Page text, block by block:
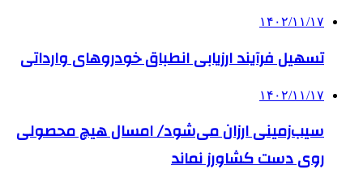
۱۴۰۲/۱۱/۱۷
تسهیل فرآیند ارزیابی انطباق خودروهای وارداتی
۱۴۰۲/۱۱/۱۷
سیب‌زمینی ارزان می‌شود/ امسال هیچ محصولی
روی دست کشاورز نماند